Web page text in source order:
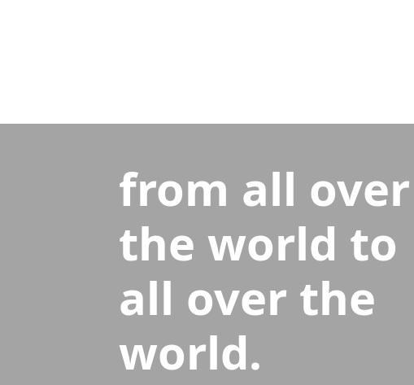
from all over
the world to
all over the
world.